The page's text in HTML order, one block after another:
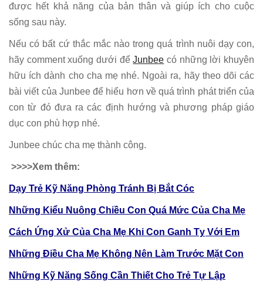
được hết khả năng của bản thân và giúp ích cho cuộc
sống sau này.
Nếu có bất cứ thắc mắc nào trong quá trình nuôi dạy con,
hãy comment xuống dưới đểJunbee có những lời khuyên
hữu ích dành cho cha mẹ nhé. Ngoài ra, hãy theo dõi các
bài viết của Junbee để hiểu hơn về quá trình phát triển của
con từ đó đưa ra các định hướng và phương pháp giáo
dục con phù hợp nhé.
Junbee chúc cha mẹ thành công.
>>>>Xem thêm:
Dạy Trẻ Kỹ Năng Phòng Tránh Bị Bắt Cóc
Những Kiểu Nuông Chiều Con Quá Mức Của Cha Mẹ
Cách Ứng Xử Của Cha Mẹ Khi Con Ganh Tỵ Với Em
Những Điều Cha Mẹ Không Nên Làm Trước Mặt Con
Những Kỹ Năng Sống Cần Thiết Cho Trẻ Tự Lập